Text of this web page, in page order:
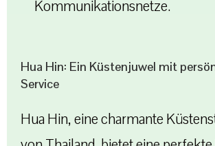
Kommunikationsnetze.
Hua Hin: Ein Küstenjuwel mit
Service
Hua Hin, eine charmante